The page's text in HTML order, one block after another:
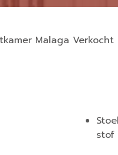
Malaga Verkocht
stof